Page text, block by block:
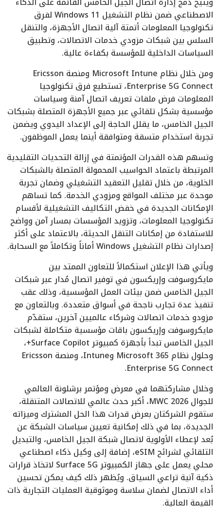
الاصطناعي ضمن نظام التشغيل Windows 11 لفرق
تكنولوجيا المعلومات أتمتة آلية اتصال الأجهزة، والتنقل
السلس بين شبكات مزودي خدمات الاتصالات، وتطبيق
السياسات الداخلية للمؤسسة بكفاءة عالية.
ومن خلال نظام Microsoft Intune ومنصة Ericsson
Enterprise 5G Connect، تستطيع فرق تكنولوجيا
المعلومات فرض ملفات تعريف اتصال آمنة وسياسات
مؤسسية بشكل تلقائي عبر جميع الأجهزة المتصلة بشبكات
الجيل الخامس، ما يقلل الحاجة إلى الإعداد اليدوي ويضمن
تجربة استخدام متسقة ومتوافقة أينما يعمل الموظفون.
وتسهم هذه القدرات المؤتمتة في إزالة التحديات التقليدية
المرتبطة باعتماد الحواسيب المحمولة المتصلة بالشبكات
الخلوية، من خلال تقليل التعقيد التشغيلي وضمان تجربة
موحدة عبر مختلف المواقع ومزودي الخدمة. كما تساهم
الإمكانات الجديدة في خفض التكاليف التشغيلية لأقسام
تكنولوجيا المعلومات، وتزويد المؤسسات بمسار آمن وواضح
للاستفادة من إمكانات التنقل الحديثة، بالاعتماد على أكثر
إصدارات نظام التشغيل Windows أماناً وتكاملاً مع السحابة.
ويأتي هذا الإعلان استكمالاً للتعاون الممتد بين
مايكروسوفت وإريكسون في توفير اتصال مُدار عبر شبكات
الجيل الخامس ضمن بيئات العمل المؤسسية، وذلك عقب
تنفيذ عدة تجارب ناجحة في أسواق متعددة. وبالتعاون مع
مزودو خدمات اتصالات وشركاء عالميين آخرين، ستقدّم
مايكروسوفت وإريكسون باقات مؤسسية متكاملة لشبكات
الجيل الخامس تبدأ بأجهزة كمبيوتر Surface Copilot+،
وحلول نظام Microsoft 365 وIntune، ومنصة Ericsson
Enterprise 5G Connect.
وخلال مشاركتهما في معرض ومؤتمر برشلونة العالمي
للجوال MWC 2026، أكبر حدث عالمي للاتصالات المتنقلة،
ستقوم الشركتان بعرض قدرات هذا الحل المشترك وميزاته
الجديدة، بما في ذلك إمكانية تعيين سياسات الشبكة عن
بُعد لإعطاء الأولوية لاتصال شبكة الجيل الخامس، والتبديل
التلقائي لشرائح eSIM، إضافة إلى وكيل ذكاء اصطناعي
محلي يعمل على جهاز الكمبيوتر Surface 5G لاتخاذ قرارات
ذكية آنية تراعي السياق. ويُظهر ذلك كيف يمكن تحسين
أداء الاتصال لضمان سلاسة وموثوقية العمليات التجارية ذات
القيمة العالية.